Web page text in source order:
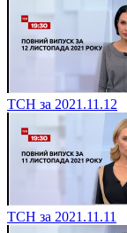
ТСН за 2021.11.12
ТСН за 2021.11.11